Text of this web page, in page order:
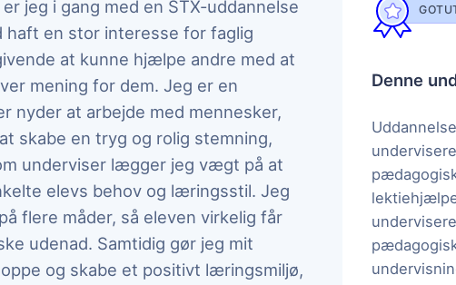
jeg i gang med en STX-uddannelse
haft en stor interesse for faglig
at kunne hjælpe andre med at
mening for dem. Jeg er en
nyder at arbejde med mennesker,
skabe en tryg og rolig stemning,
underviser lægger jeg vægt på at
elevs behov og læringsstil. Jeg
flere måder, så eleven virkelig får
udenad. Samtidig gør jeg mit
og skabe et positivt læringsmiljø,
Denne